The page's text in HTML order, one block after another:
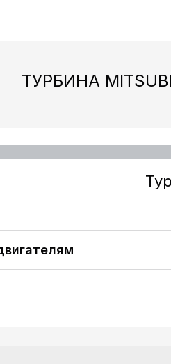
ТУРБИНА
(2000-06) 1.9 DI-D [F9Q2]